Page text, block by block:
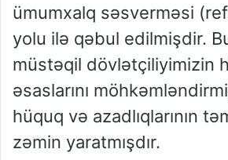
ümumxalq səsverməsi
yolu ilə qəbul edilmişdir.
müstəqil dövlətçiliyimizin
əsaslarını
hüquq və azadlıqlarının
zəmin yaratmışdır.